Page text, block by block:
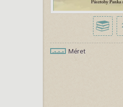
Méret